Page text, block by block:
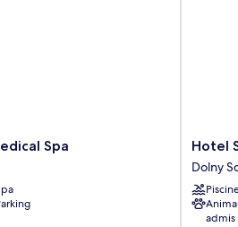
Spa
Hotel
Sopot
Dolny
Sopot
Hotel
Dolny
admis